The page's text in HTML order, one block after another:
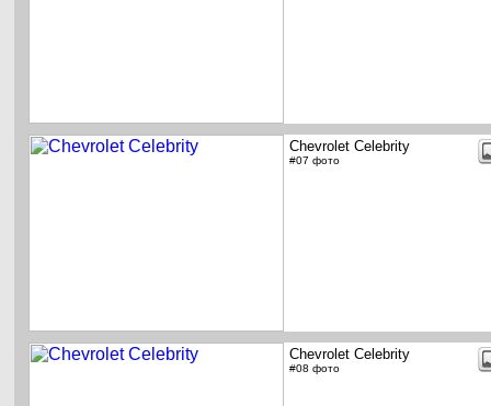
Chevrolet Celebrity
#07 фото
Chevrolet Celebrity
#08 фото